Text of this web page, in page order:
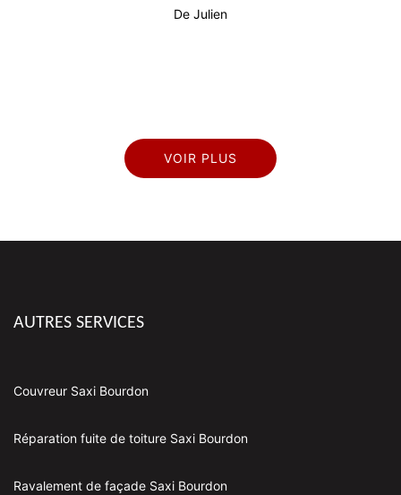
De Julien
VOIR PLUS
AUTRES SERVICES
Couvreur Saxi Bourdon
Réparation fuite de toiture Saxi Bourdon
Ravalement de façade Saxi Bourdon